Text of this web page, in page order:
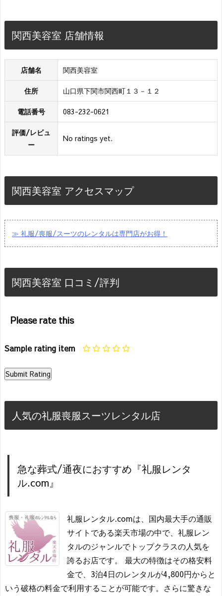
関西美容室 店舗情報
店舗名 関西美容室
住所 山口県下関市関西町１３－１２
電話番号 083-232-0621
評価/レビュ
ー
No ratings yet.
関西美容室 アクセスマップ
≫ 礼服/喪服/スーツのレンタルは専門店がお得！
関西美容室 口コミ/評判
Please rate this
Sample rating item
人気の礼服喪服スーツレンタル店
急な葬式/通夜におすすめ『礼服レンタ
ル.com』
礼服レンタル.comは、国内最大手の通販
サイトである楽天市場の中で、礼服レン
タルのジャンルでトップクラスの人気を
誇るお店です。 最大の特徴はその格安料
金で、3泊4日のレンタルが4,800円からと
いう破格の料金で利用することが可能です。さらに驚きな